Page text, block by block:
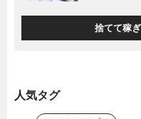
捨てて稼
人気タグ